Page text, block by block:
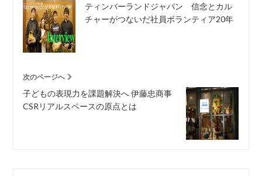
ティンバーランドジャパン 信念とカル
チャーがつないだ社員ボランティア20年
次のページへ
子どもの表現力を課題解決へ 伊藤忠商事
CSRリアルスペースの原点とは